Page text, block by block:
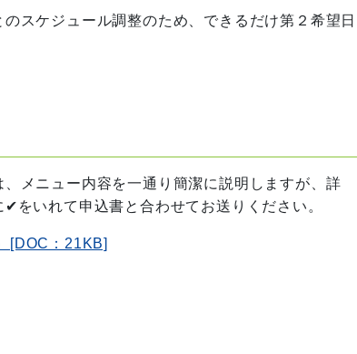
のスケジュール調整のため、できるだけ第２希望
メニュー内容を一通り簡潔に説明しますが、詳
をいれて申込書と合わせてお送りください。
[DOC：21KB]